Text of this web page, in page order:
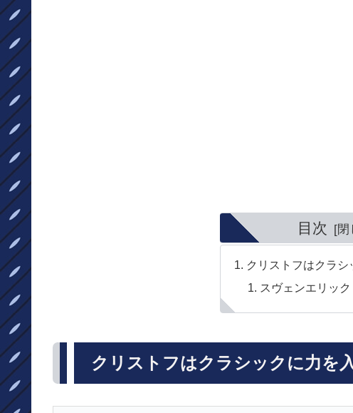
目次
クリストフはクラシ
スヴェンエリッ
クリストフはクラシックに力を